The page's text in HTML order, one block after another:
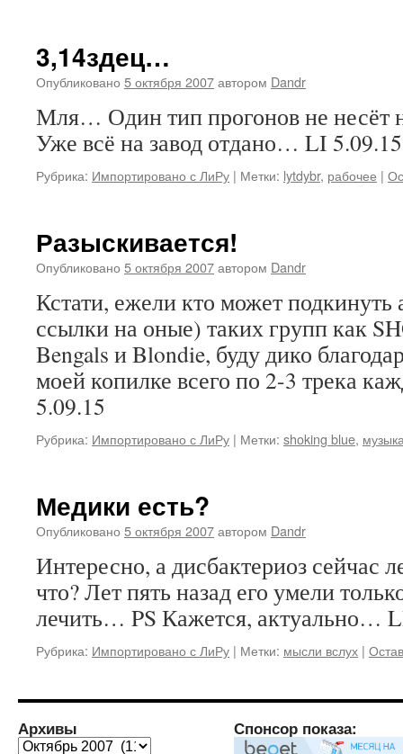
3,14здец…
Опубликовано 5 октября 2007автором Dandr
Мля… Один тип прогонов не
Уже всё на завод отдано… LI 5.09.15
Рубрика: Импортировано с ЛиРу | Метки: lytdybr, рабочее |
Разыскивается!
Опубликовано 5 октября 2007автором Dandr
Кстати, ежели кто может
ссылки на оные) таких групп как
Bengals и Blondie, буду дико
моей копилке всего по 2-3 трека
5.09.15
Рубрика: Импортировано с ЛиРу | Метки: shoking blue,
Медики есть?
Опубликовано 5 октября 2007автором Dandr
Интересно, а дисбактериоз сейчас
что? Лет пять назад его умели
лечить… PS Кажется, актуально…
Рубрика: Импортировано с ЛиРу | Метки: мысли вслух |
Архивы
Архивы
Спонсор показа: